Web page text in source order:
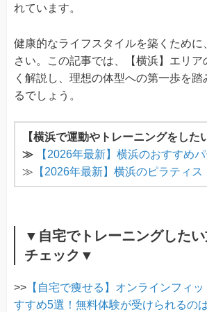
れています。
健康的なライフスタイルを築くために
さい。この記事では、【横浜】エリア
く解説し、理想の体型への第一歩を
るでしょう。
【横浜で運動やトレーニングをし
≫
【2026年最新】横浜のおすすめ
≫ 【2026年最新】横浜のピラティ
▼自宅でトレーニングした
チェック▼
>> 【自宅で痩せる】オンラインフィ
すすめ5選！無料体験が受けられるの